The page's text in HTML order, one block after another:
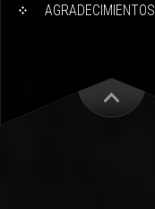
AGRADECIMIENTOS